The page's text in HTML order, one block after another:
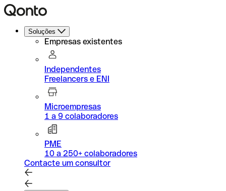
Soluções
Empresas existentes
Independentes
Freelancers e ENI
Microempresas
1 a 9 colaboradores
PME
10 a 250+ colaboradores
Contacte um consultor